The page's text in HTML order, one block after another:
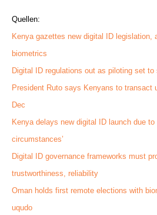
Quellen:
Kenya gazettes new digital ID legislation,
biometrics
Digital ID regulations out as piloting set to
President Ruto says Kenyans to transact
Dec
Kenya delays new digital ID launch due to
circumstances’
Digital ID governance frameworks must
trustworthiness, reliability
Oman holds first remote elections with
uqudo